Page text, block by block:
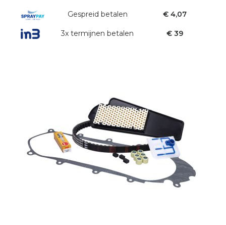
Gespreid betalen € 4,07
3x termijnen betalen € 39